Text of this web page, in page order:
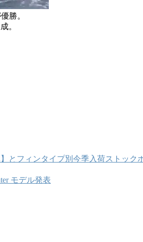
勝。
。
】とフィンタイプ別今季入荷ストック
モデル発表